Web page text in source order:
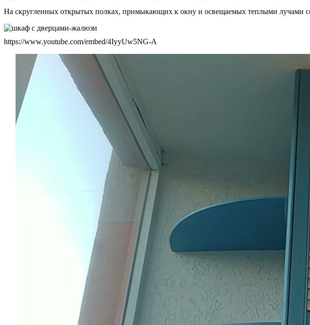
На скругленных открытых полках, примыкающих к окну и освещаемых теплыми лучами
https://www.youtube.com/embed/4IyyUw5NG-A